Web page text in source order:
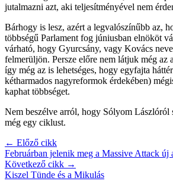
jutalmazni azt, aki teljesítményével nem
Bárhogy is lesz, azért a legvalószínűbb az,
többségű Parlament fog júniusban elnököt
várható, hogy Gyurcsány, vagy Kovács
felmerüljön. Persze előre nem látjuk még
így még az is lehetséges, hogy egyfajta
kétharmados nagyreformok érdekében)
kaphat többséget.
Nem beszélve arról, hogy Sólyom Lászlóról
még egy ciklust.
← Előző cikk
Februárban jelenik meg a Massive Attack új
Következő cikk →
Kiszel Tünde és a Mikulás